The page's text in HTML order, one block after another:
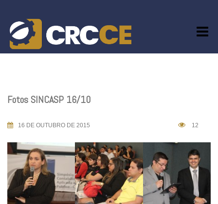
content
Fotos SINCASP 16/10
16 DE OUTUBRO DE 2015 12